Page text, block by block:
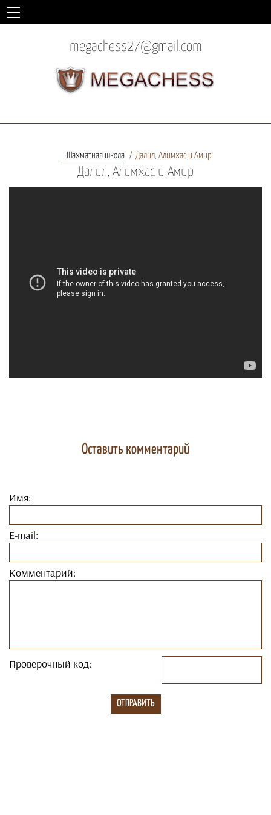
megachess27@gmail.com
Шахматная школа Далил, Алимхас и Амир
Далил, Алимхас и Амир
Оставить комментарий
Имя:
E-mail:
Комментарий:
Проверочный код: